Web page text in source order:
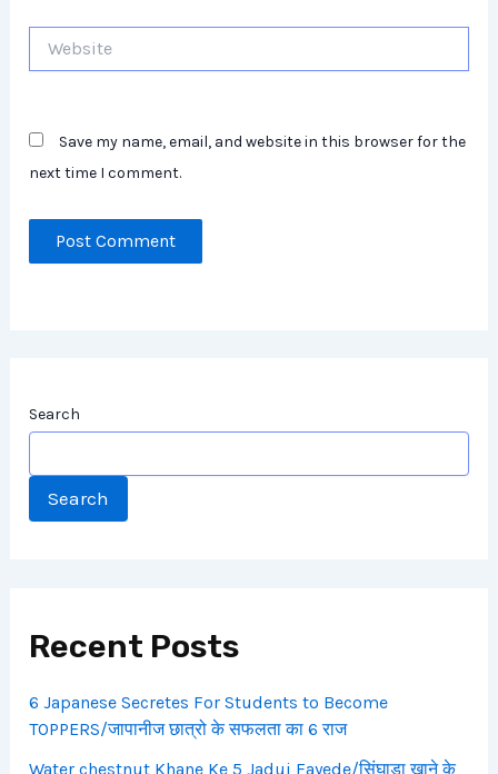
Save my name, email, and website in this browser for the
next time I comment.
Search
Search
Recent Posts
6 Japanese Secretes For Students to Become
TOPPERS/जापानीज छात्रो के सफलता का 6 राज
Water chestnut Khane Ke 5 Jadui Fayede/सिंघाड़ा खाने के